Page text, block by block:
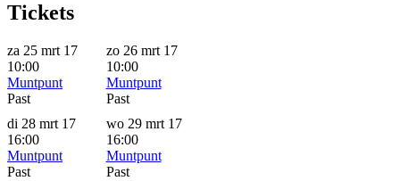
Tickets
za 25 mrt 17
10:00
Muntpunt
Past
zo 26 mrt 17
10:00
Muntpunt
Past
di 28 mrt 17
16:00
Muntpunt
Past
wo 29 mrt 17
16:00
Muntpunt
Past